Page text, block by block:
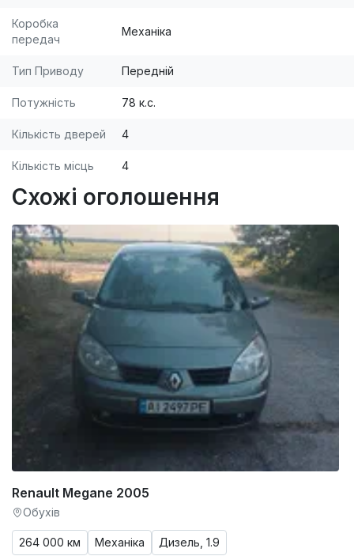
Коробка
передач
Механіка
Тип Приводу Передній
Потужність 78 к.с.
Кількість дверей 4
Кількість місць 4
Схожі оголошення
Renault Megane 2005
Обухів
264 000 км Механіка Дизель, 1.9